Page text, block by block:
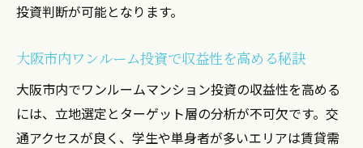
投資判断が可能となります。
大阪市内ワンルーム投資で収益性を高める秘訣
大阪市内でワンルームマンション投資の収益性を高める
には、立地選定とターゲット層の分析が不可欠です。交
通アクセスが良く、学生や単身者が多いエリアは賃貸需